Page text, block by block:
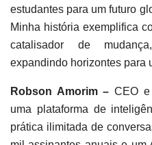
estudantes para um futuro
Minha história exemplifica
catalisador de
expandindo horizontes para
Robson Amorim –CEO e
uma plataforma de
prática ilimitada de